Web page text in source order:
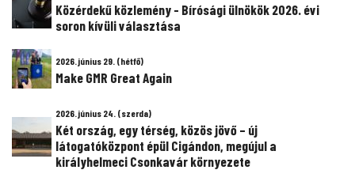
Közérdekű közlemény - Bírósági ülnökök 2026. évi
soron kívüli választása
2026. június 29. (hétfő)
Make GMR Great Again
2026. június 24. (szerda)
Két ország, egy térség, közös jövő – új
látogatóközpont épül Cigándon, megújul a
királyhelmeci Csonkavár környezete